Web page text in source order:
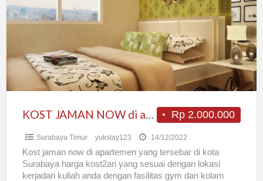
di
tersebar
di
kota
surabaya
Rp 2.000.000
KOST JAMAN NOW di apartement yang tersebar di kota surabaya
Surabaya Timur yukstay123 14/12/2022
Kost jaman now di apartemen yang tersebar di kota
Surabaya harga kost2an yang sesuai dengan lokasi
kerjadan kuliah anda dengan fasilitas gym dan kolam